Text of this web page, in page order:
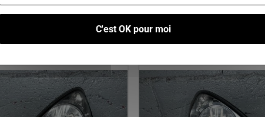
Produits similaires
C'est OK pour moi